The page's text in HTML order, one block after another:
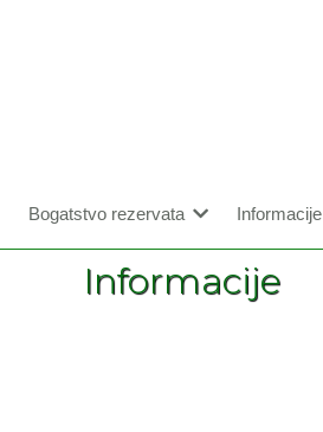
Bogatstvo rezervata Informacije
Informacije